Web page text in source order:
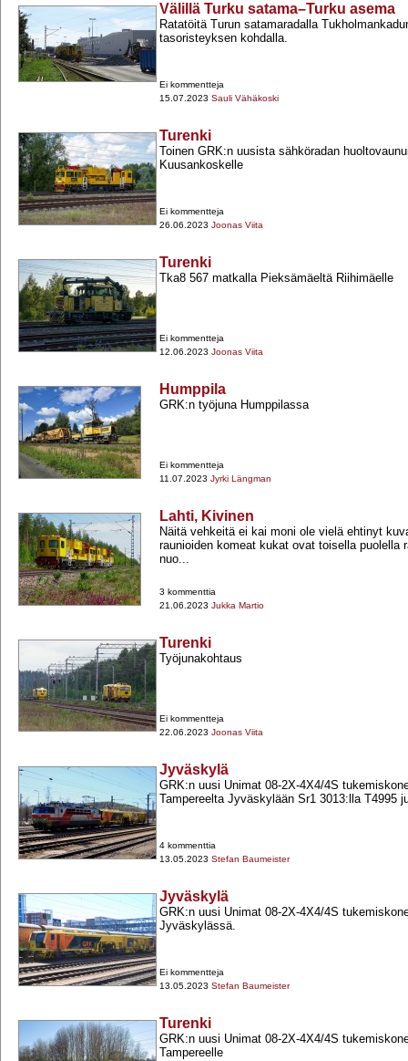
Välillä Turku satama–Turku asema
Ratatöitä Turun satamaradalla
tasoristeyksen kohdalla.
Ei kommentteja
15.07.2023 Sauli Vähäkoski
Turenki
Toinen GRK:n uusista sähköradan
Kuusankoskelle
Ei kommentteja
26.06.2023 Joonas Viita
Turenki
Tka8 567 matkalla Pieksämäeltä Riihimäelle
Ei kommentteja
12.06.2023 Joonas Viita
Humppila
GRK:n työjuna Humppilassa
Ei kommentteja
11.07.2023 Jyrki Längman
Lahti, Kivinen
Näitä vehkeitä ei kai moni ole vielä ehtinyt
raunioiden komeat kukat ovat toisella puolella
nuo...
3 kommenttia
21.06.2023 Jukka Martio
Turenki
Työjunakohtaus
Ei kommentteja
22.06.2023 Joonas Viita
Jyväskylä
GRK:n uusi Unimat 08-​2X-​4X4/4S
Tampereelta Jyväskylään Sr1 3013:lla T4995
4 kommenttia
13.05.2023 Stefan Baumeister
Jyväskylä
GRK:n uusi Unimat 08-​2X-​4X4/4S
Jyväskylässä.
Ei kommentteja
13.05.2023 Stefan Baumeister
Turenki
GRK:n uusi Unimat 08-​2X-​4X4/4S
Tampereelle